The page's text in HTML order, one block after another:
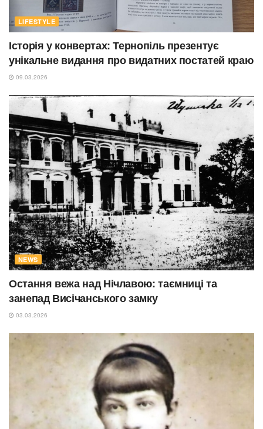
LIFESTYLE
Історія у конвертах: Тернопіль презентує
унікальне видання про видатних постатей краю
09.03.2026
NEWS
Остання вежа над Нічлавою: таємниці та
занепад Висічанського замку
03.03.2026